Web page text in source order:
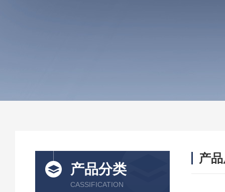
产品分类
CASSIFICATION
产